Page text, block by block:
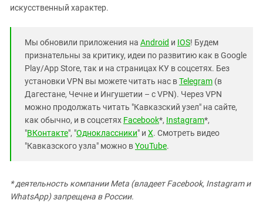
искусственный характер.
Мы обновили приложения на Android и IOS! Будем
признательны за критику, идеи по развитию как в Google
Play/App Store, так и на страницах КУ в соцсетях. Без
установки VPN вы можете читать нас вTelegram (в
Дагестане, Чечне и Ингушетии – с VPN). Через VPN
можно продолжать читать "Кавказский узел" на сайте,
как обычно, и в соцсетях Facebook*, Instagram*,
"ВКонтакте", "Одноклассники" и X. Смотреть видео
"Кавказского узла" можно вYouTube.
* деятельность компании Meta (владеет Facebook, Instagram и
WhatsApp) запрещена в России.